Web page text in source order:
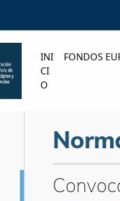
INI
CI
O
FONDOS